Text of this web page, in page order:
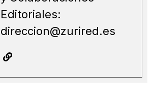
Editoriales:
direccion@zurired.es